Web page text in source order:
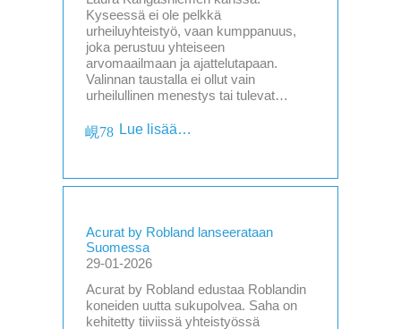
Kyseessä ei ole pelkkä
urheiluyhteistyö, vaan kumppanuus,
joka perustuu yhteiseen
arvomaailmaan ja ajattelutapaan.
Valinnan taustalla ei ollut vain
urheilullinen menestys tai tulevat…
Lue lisää…
Acurat by Robland lanseerataan
Suomessa
29-01-2026
Acurat by Robland edustaa Roblandin
koneiden uutta sukupolvea. Saha on
kehitetty tiiviissä yhteistyössä